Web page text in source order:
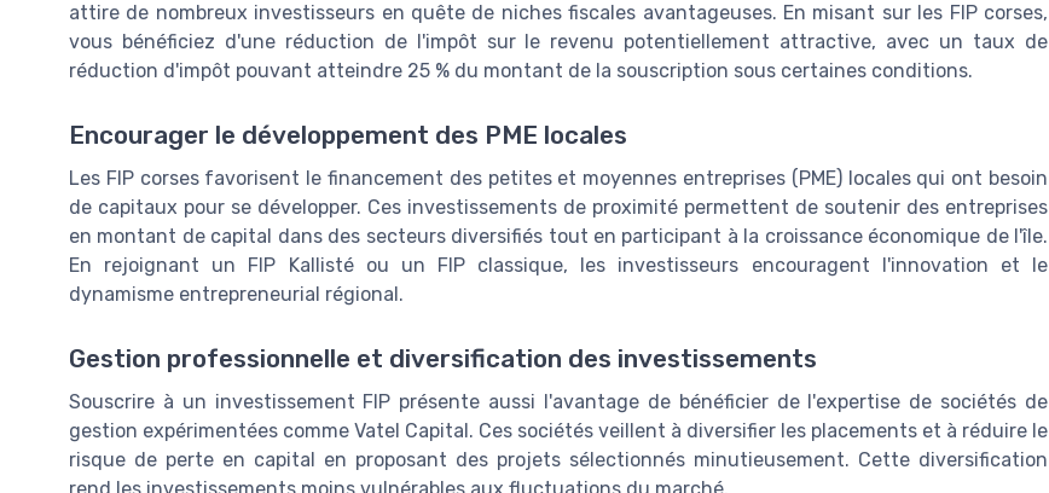
attire de nombreux investisseurs en quête de niches fiscales avantageuses. En misant sur les FIP corses,
vous bénéficiez d'une réduction de l'impôt sur le revenu potentiellement attractive, avec un taux de
réduction d'impôt pouvant atteindre 25 % du montant de la souscription sous certaines conditions.
Encourager le développement des PME locales
Les FIP corses favorisent le financement des petites et moyennes entreprises (PME) locales qui ont besoin
de capitaux pour se développer. Ces investissements de proximité permettent de soutenir des entreprises
en montant de capital dans des secteurs diversifiés tout en participant à la croissance économique de l'île.
En rejoignant un FIP Kallisté ou un FIP classique, les investisseurs encouragent l'innovation et le
dynamisme entrepreneurial régional.
Gestion professionnelle et diversification des investissements
Souscrire à un investissement FIP présente aussi l'avantage de bénéficier de l'expertise de sociétés de
gestion expérimentées comme Vatel Capital. Ces sociétés veillent à diversifier les placements et à réduire le
risque de perte en capital en proposant des projets sélectionnés minutieusement. Cette diversification